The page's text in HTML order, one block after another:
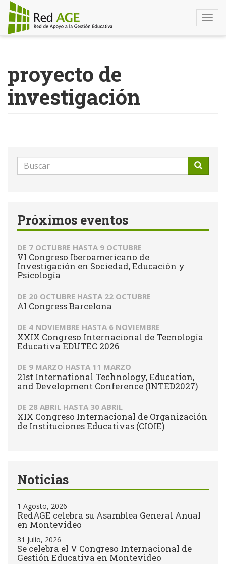
contenido
principal
proyecto de
investigación
Formulario
de
Próximos eventos
DE 7 OCTUBRE HASTA 9 OCTUBRE
VI Congreso Iberoamericano de
Investigación en Sociedad, Educación y
Psicología
DE 20 OCTUBRE HASTA 22 OCTUBRE
AI Congress Barcelona
DE 4 NOVIEMBRE HASTA 6 NOVIEMBRE
XXIX Congreso Internacional de Tecnología
Educativa EDUTEC 2026
DE 9 MARZO HASTA 11 MARZO
21st International Technology, Education,
and Development Conference (INTED2027)
DE 28 ABRIL HASTA 30 ABRIL
XIX Congreso Internacional de Organización
de Instituciones Educativas (CIOIE)
Noticias
1 Agosto, 2026
RedAGE celebra su Asamblea General Anual
en Montevideo
31 Julio, 2026
Se celebra el V Congreso Internacional de
Gestión Educativa en Montevideo